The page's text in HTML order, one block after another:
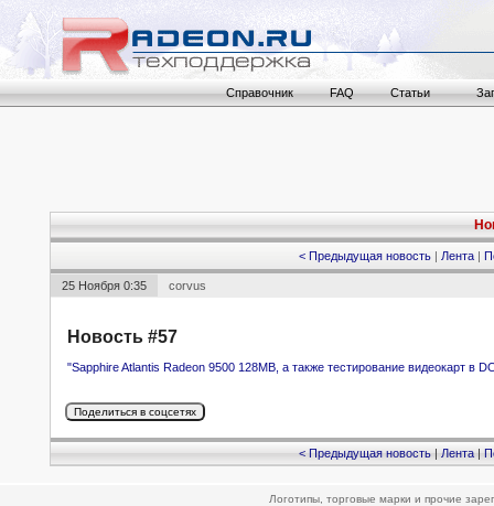
Справочник FAQ Статьи
< Предыдущая новость | Лента |
25 Ноября 0:35 corvus
Новость #57
"Sapphire Atlantis Radeon 9500 128MB, а также тестирование видеокарт в
< Предыдущая новость Лента|
Логотипы, торговые марки и прочие